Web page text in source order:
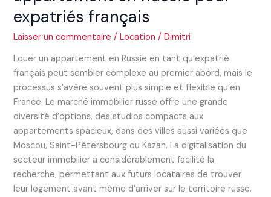
expatriés français
Laisser un commentaire /Location /Dimitri
Louer un appartement en Russie en tant qu’expatrié
français peut sembler complexe au premier abord, mais le
processus s’avère souvent plus simple et flexible qu’en
France. Le marché immobilier russe offre une grande
diversité d’options, des studios compacts aux
appartements spacieux, dans des villes aussi variées que
Moscou, Saint-Pétersbourg ou Kazan. La digitalisation du
secteur immobilier a considérablement facilité la
recherche, permettant aux futurs locataires de trouver
leur logement avant même d’arriver sur le territoire russe.